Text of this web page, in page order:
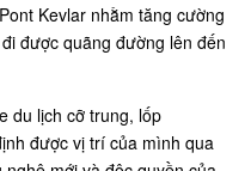
Kevlar nhằm tăng cường
được quãng đường lên đến
du lịch cỡ trung, lốp
được vị trí của mình qua